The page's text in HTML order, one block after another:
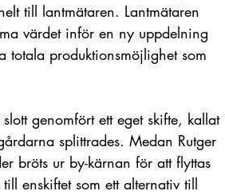
till lantmätaren. Lantmätaren
värdet inför en ny uppdelning
totala produktionsmöjlighet som
genomfört ett eget skifte, kallat
splittrades. Medan Rutger
bröts ur by-kärnan för att flyttas
enskiftet som ett alternativ till